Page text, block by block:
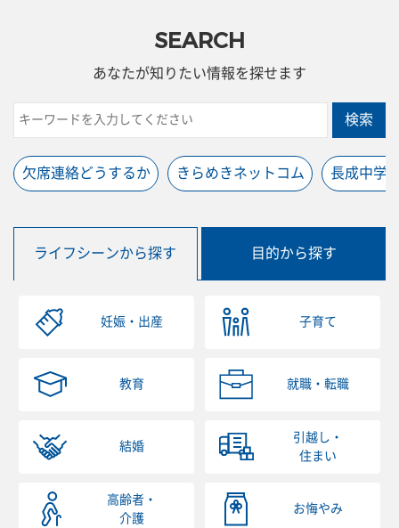
SEARCH
あなたが知りたい情報を探せます
検索
欠席連絡どうするか きらめきネットコム 長成中学
ライフシーンから探す 目的から探す
妊娠・出産 子育て
教育 就職・転職
結婚
引越し・
住まい
高齢者・
介護
お悔やみ